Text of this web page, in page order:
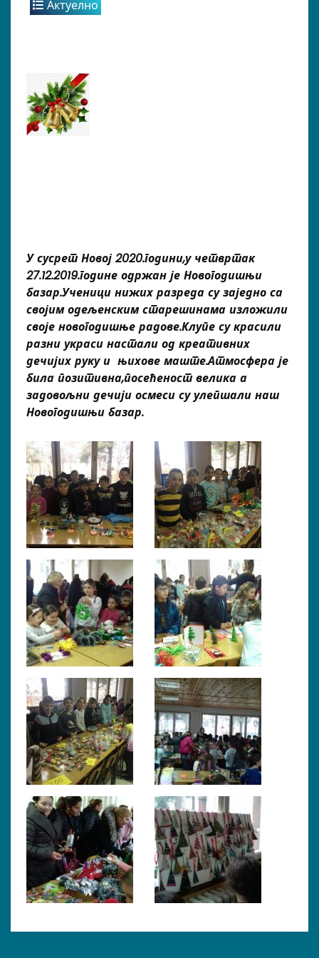
Актуелно
У сусрет Новој 2020.години,у четвртак
27.12.2019.године одржан је Новогодишњи
базар.Ученици нижих разреда су заједно са
својим одељенским старешинама изложили
своје новогодишње радове.Клупе су красили
разни украси настали од креативних
дечијих руку и њихове маште.Атмосфера је
била позитивна,посећеност велика а
задовољни дечији осмеси су улепшали наш
Новогодишњи базар.